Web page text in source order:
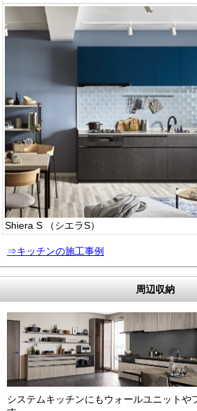
Shiera S （シエラS）
⇒キッチンの施工事例
周辺収納
システムキッチンにもウォールユニットや